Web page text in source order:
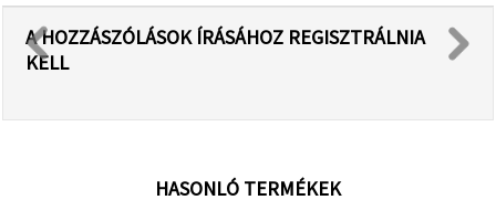
A HOZZÁSZÓLÁSOK ÍRÁSÁHOZ REGISZTRÁLNIA
KELL
HASONLÓ TERMÉKEK